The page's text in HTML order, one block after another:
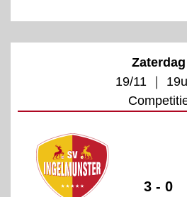
Zaterdag
19/11 ｜
3 - 0